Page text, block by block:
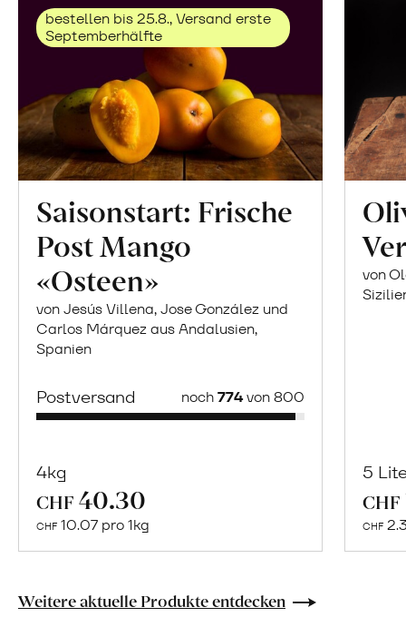
bestellen bis 25.8., Versand erste
Septemberhälfte
Saisonstart: Frische
Post Mango
«Osteen»
von Jesús Villena, Jose González und
Carlos Márquez aus Andalusien,
Spanien
Postversand noch774von 800
4kg
CHF 40.30
CHF 10.07 pro 1kg
Gutschein
CHF
von
5
CHF
CHF
Weitere aktuelle Produkte entdecken